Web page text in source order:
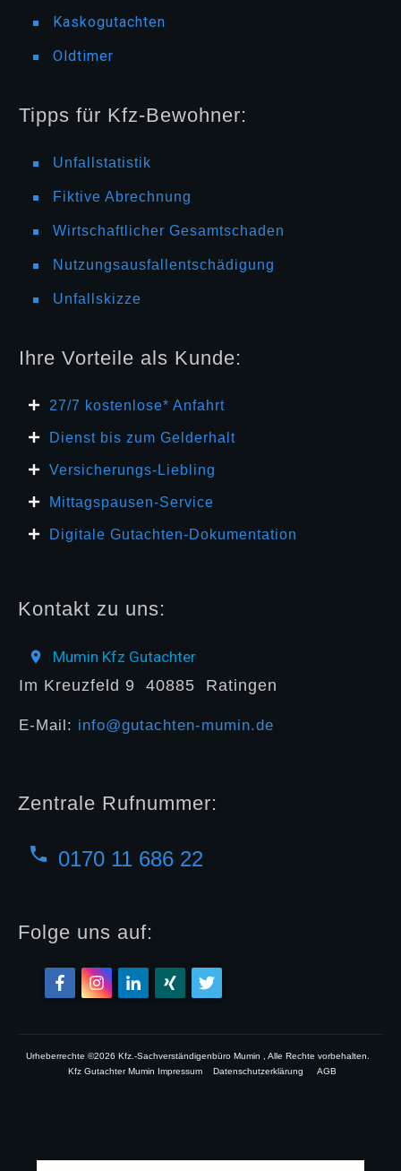
Kaskogutachten
Oldtimer
Tipps für Kfz-Bewohner:
Unfallstatistik
Fiktive Abrechnung
Wirtschaftlicher Gesamtschaden
Nutzungsausfallentschädigung
Unfallskizze
Ihre Vorteile als Kunde:
27/7 kosten lose* Anfahrt
Dienst bis zum Gelderhalt
Versicherungs-Liebling
Mittagspausen-Service
Digitale Gutachten-Dokumentation
Kontakt zu uns:
Mumin Kfz Gutachter
Im Kreuzfeld 9 40885 Ratingen
E-Mail: info@gutachten-mumin.de
Zentrale Rufnummer:
0170 11 686 22
Folge uns auf:
Urheberrechte ©2026 Kfz.-Sachverständigenbüro Mumin , Alle Rechte vorbehalten.
Kfz Gutachter Mumin Impressum
Datenschutzerklärung AGB